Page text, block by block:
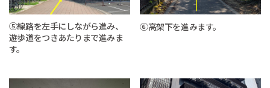
⑤線路を左手にしながら進み、
遊歩道をつきあたりまで進みま
す。
⑥高架下を進みます。